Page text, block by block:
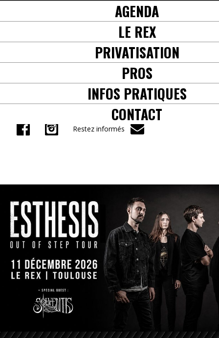
Restez informés
AGENDA
LE REX
PRIVATISATION
PROS
INFOS PRATIQUES
CONTACT